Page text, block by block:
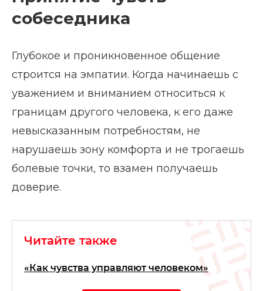
собеседника
Глубокое и проникновенное общение
строится на эмпатии. Когда начинаешь с
уважением и вниманием относиться к
границам другого человека, к его даже
невысказанным потребностям, не
нарушаешь зону комфорта и не трогаешь
болевые точки, то взамен получаешь
доверие.
Читайте также
«Как чувства управляют человеком»